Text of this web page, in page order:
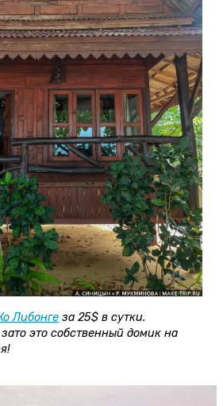
Либонге за 25$ в сутки.
это собственный домик на